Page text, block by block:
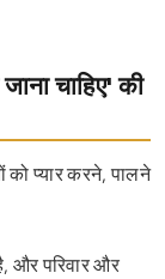
चाहिए' की
को प्यार करने, पालने
और परिवार और